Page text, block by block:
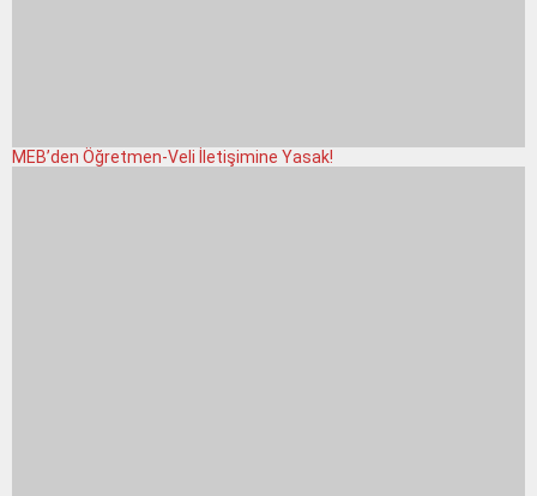
MEB’den Öğretmen-Veli İletişimine Yasak!